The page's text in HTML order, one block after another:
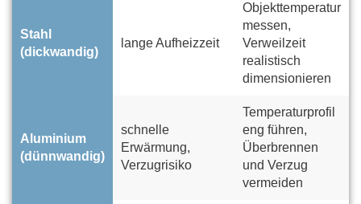
Stahl
(dickwandig)
lange Aufheizzeit
Objekttemperatur
messen,
Verweilzeit
realistisch
dimensionieren
Aluminium
(dünnwandig)
schnelle
Erwärmung,
Verzugrisiko
Temperaturprofil
eng führen,
Überbrennen
und Verzug
vermeiden